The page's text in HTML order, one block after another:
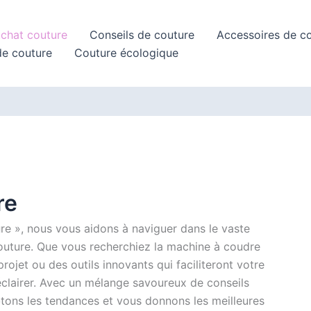
couture Conseils de couture Accessoires de
couture
Couture écologique
», nous vous aidons à naviguer dans le vaste
Que vous recherchiez la machine à coudre
ou des outils innovants qui faciliteront votre
Avec un mélange savoureux de conseils
les tendances et vous donnons les meilleures